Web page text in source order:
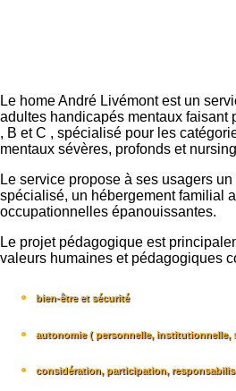
Le home André Livémont est un
adultes handicapés mentaux faisant
, B et C , spécialisé pour les
mentaux sévères, profonds et
Le service propose à ses usagers
spécialisé, un hébergement familial
occupationnelles épanouissantes.
Le projet pédagogique est
valeurs humaines et pédagogiques
bien-être et sécurité
autonomie ( personnelle, institutionnelle,
considération, participation,